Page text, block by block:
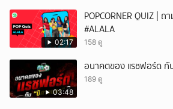
02:17
POPCORNER QUIZ |
#ALALA
158 ดู
03:48
อนาคตของ แรชฟอร์ด กั
189 ดู